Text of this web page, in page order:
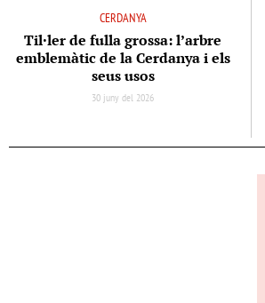
CERDANYA
Til·ler de fulla grossa: l’arbre
emblemàtic de la Cerdanya i els
seus usos
30 juny del 2026